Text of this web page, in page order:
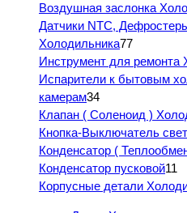
Воздушная заслонка
Датчики NTC,
Холодильника77
Инструмент для ремонта
Испарители к бытовым
камерам34
Клапан ( Соленоид )
Кнопка-Выключатель
Конденсатор (
Конденсатор пусковой11
Корпусные детали